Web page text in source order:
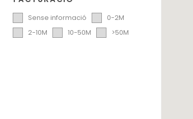
Sense informació
0-2M
2-10M
10-50M >50M